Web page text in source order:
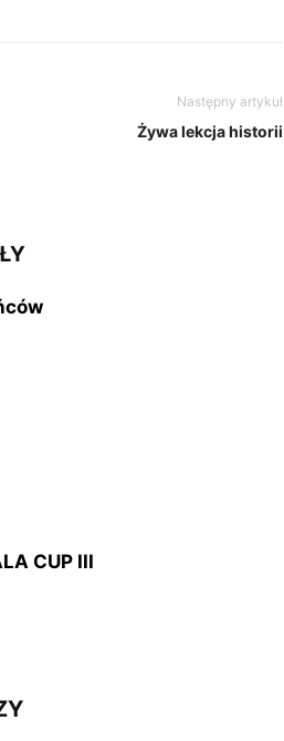
Następny artykuł
Żywa lekcja historii
CUP III